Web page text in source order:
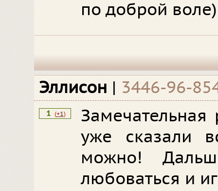
по доброй воле)
Эллисон | 3446-96-
1 (+1)
уже сказали
можно!
любоваться и